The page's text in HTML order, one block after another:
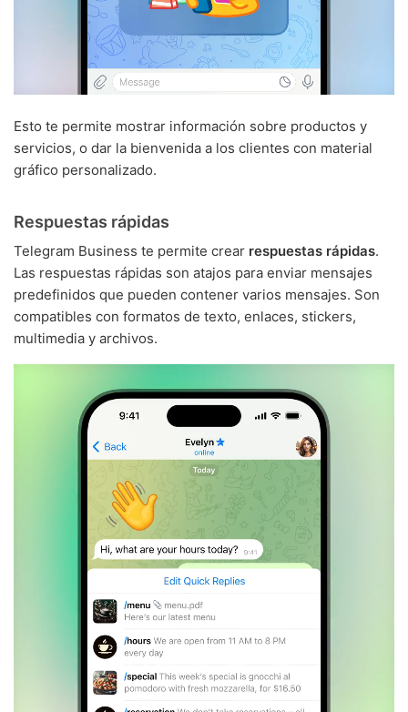
Esto te permite mostrar información sobre productos y
servicios, o dar la bienvenida a los clientes con material
gráfico personalizado.
Respuestas rápidas
Telegram Business te permite crear respuestas rápidas.
Las respuestas rápidas son atajos para enviar mensajes
predefinidos que pueden contener varios mensajes. Son
compatibles con formatos de texto, enlaces, stickers,
multimedia y archivos.